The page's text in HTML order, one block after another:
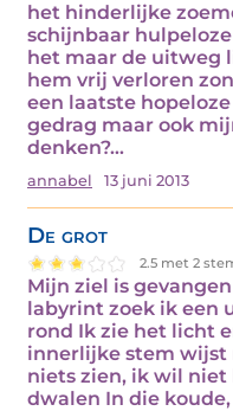
het hinderlijke
schijnbaar
het maar de uitweg
hem vrij verloren
een laatste
gedrag maar ook
denken?…
annabel 13 juni 2013
De grot
2.5 met 2
Mijn ziel is
labyrint zoek ik een
rond Ik zie het licht
innerlijke stem wijst
niets zien, ik wil
dwalen In die